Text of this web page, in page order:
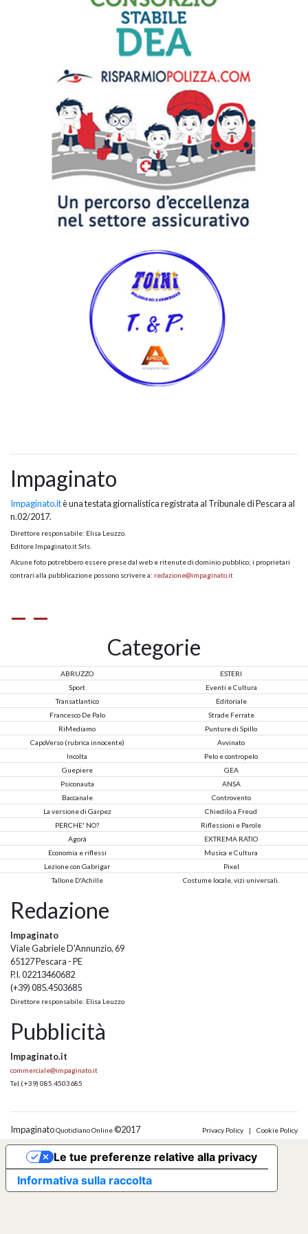
Impaginato
Impaginato.itè una testata giornalistica registrata al Tribunale di Pescara al
n.02/2017.
Direttore responsabile: Elisa Leuzzo.
Editore Impaginato.it Srls.
Alcune foto potrebbero essere prese dal web e ritenute di dominio pubblico; i proprietari
contrari alla pubblicazione possono scrivere a: redazione@impaginato.it
Categorie
ABRUZZO
ESTERI
Sport
Eventi e Cultura
Transatlantico
Editoriale
Francesco De Palo
Strade Ferrate
RiMediamo
Punture di Spillo
CapoVerso (rubrica innocente)
Avvinato
Incolta
Pelo e contropelo
Guepiere
GEA
Psiconauta
ANSA
Baccanale
Controvento
La versione di Garpez
Chiedilo a Freud
PERCHE' NO?
Riflessioni e Parole
Agorà
EXTREMA RATIO
Economia e riflessi
Musica e Cultura
Lezione con Gabrigar
Pixel
Tallone D'Achille
Costume locale, vizi universali.
Redazione
Impaginato
Viale Gabriele D'Annunzio, 69
65127 Pescara - PE
P.I. 02213460682
(+39) 085.4503685
Direttore responsabile: Elisa Leuzzo
Pubblicità
Impaginato.it
commerciale@impaginato.it
Tel. (+39) 085.4503685
ImpaginatoQuotidiano Online©2017 Privacy Policy | Cookie Policy
Informativa sulla raccolta
Le tue preferenze relative alla privacy